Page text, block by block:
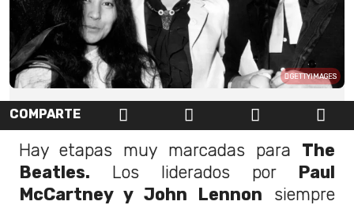
GETTYIMAGES
COMPARTE
Hay etapas muy marcadas para The
Beatles. Los liderados por Paul
McCartney y John Lennon siempre